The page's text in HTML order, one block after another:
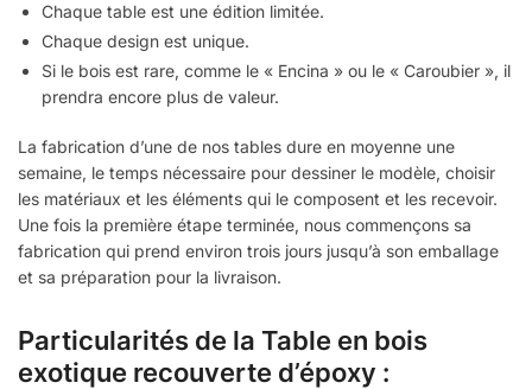
Chaque table est une édition limitée.
Chaque design est unique.
Si le bois est rare, comme le « Encina » ou le « Caroubier », il
prendra encore plus de valeur.
La fabrication d’une de nos tables dure en moyenne une
semaine, le temps nécessaire pour dessiner le modèle, choisir
les matériaux et les éléments qui le composent et les recevoir.
Une fois la première étape terminée, nous commençons sa
fabrication qui prend environ trois jours jusqu’à son emballage
et sa préparation pour la livraison.
Particularités de la Table en bois
exotique recouverte d’époxy :